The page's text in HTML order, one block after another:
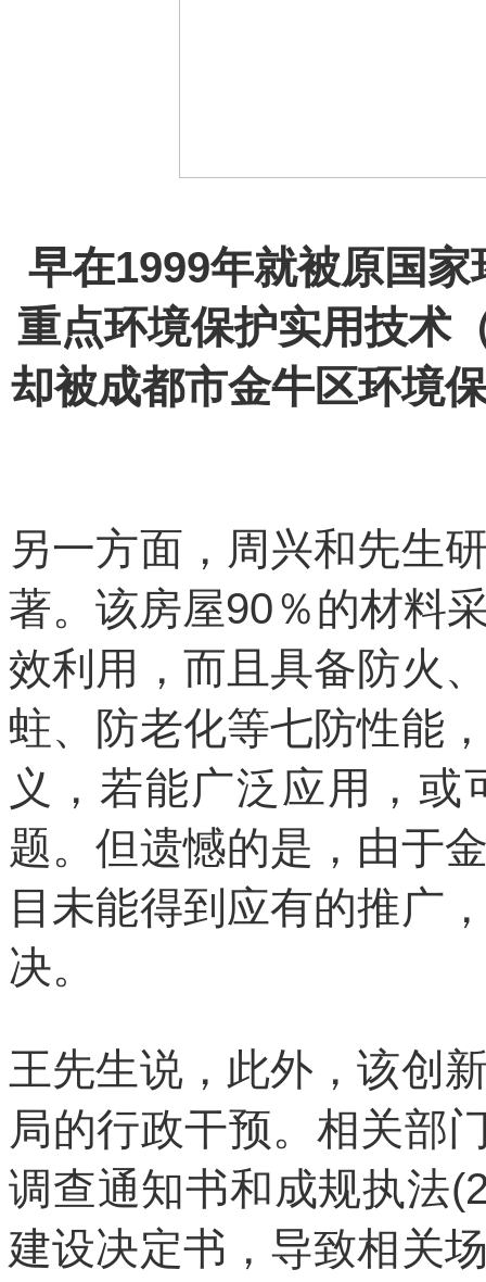
早在1999年就被原国
重点环境保护实用技术
却被成都市金牛区环境
另一方面，周兴和先生
著。该房屋90％的材料
效利用，而且具备防火
蛀、防老化等七防性能
义，若能广泛应用，
题。但遗憾的是，由于
目未能得到应有的推广
决。
王先生说，此外，该创
局的行政干预。相关部
调查通知书和成规执法
建设决定书，导致相关